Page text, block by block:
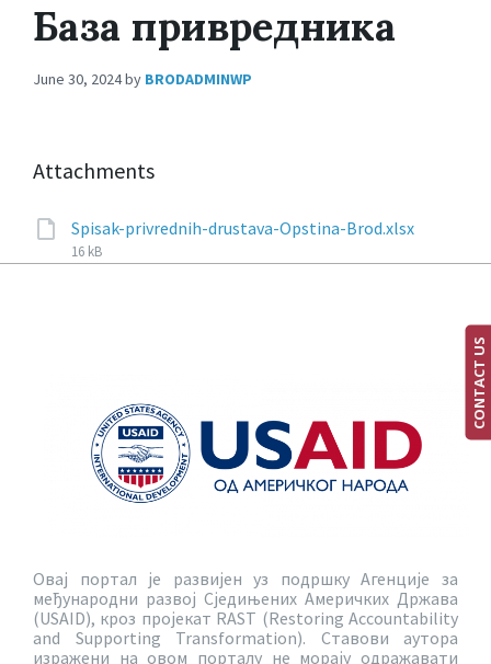
База привредника
June 30, 2024by BRODADMINWP
Attachments
Spisak-privrednih-drustava-Opstina-Brod.xlsx
16 kB
Овај портал је развијен уз подршку Агенције за
међународни развој Сједињених Америчких Држава
(USAID), кроз пројекат RAST (Restoring Accountability
and Supporting Transformation). Ставови аутора
изражени на овом порталу не морају одражавати
CONTACT US